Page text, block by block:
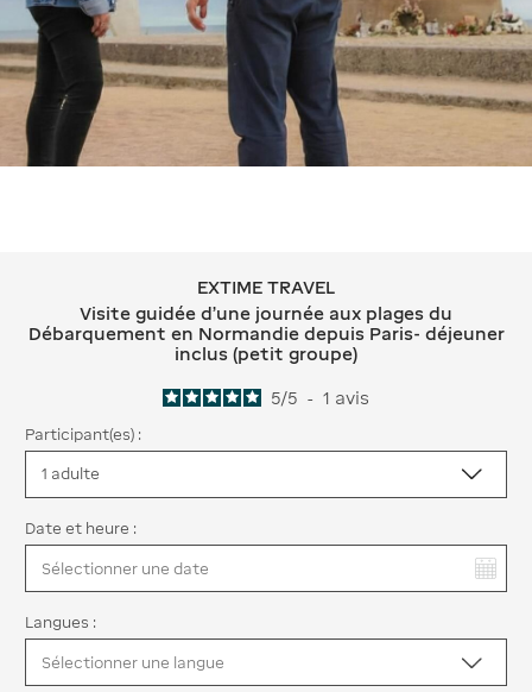
EXTIME TRAVEL Visite guidée
EXTIME TRAVEL
Visite guidée d'une journée aux plages du
Débarquement en Normandie depuis Paris- déjeuner
inclus (petit groupe)
5/5 - 1 avis
Participant(es) :
Date et heure :
Langues :